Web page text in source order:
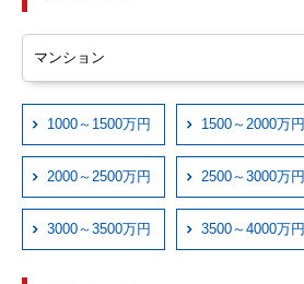
西宮市
伊丹市
宝塚市
川西市
近鉄奈良線
近鉄信貴線
近鉄けいはんな線
近鉄西信貴ケーブル
1000～1500万円 1500～2000万円
2000～2500万円 2500～3000万円
3000～3500万円 3500～4000万円